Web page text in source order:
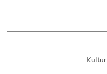
Kultur